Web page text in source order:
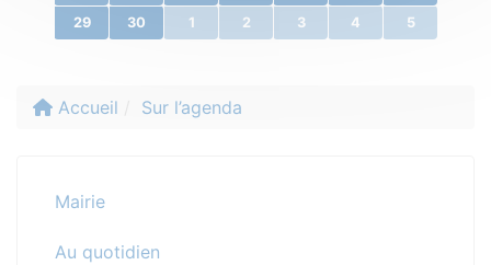
29 30 1 2 3 4 5
Accueil Sur l’agenda
Mairie
Au quotidien